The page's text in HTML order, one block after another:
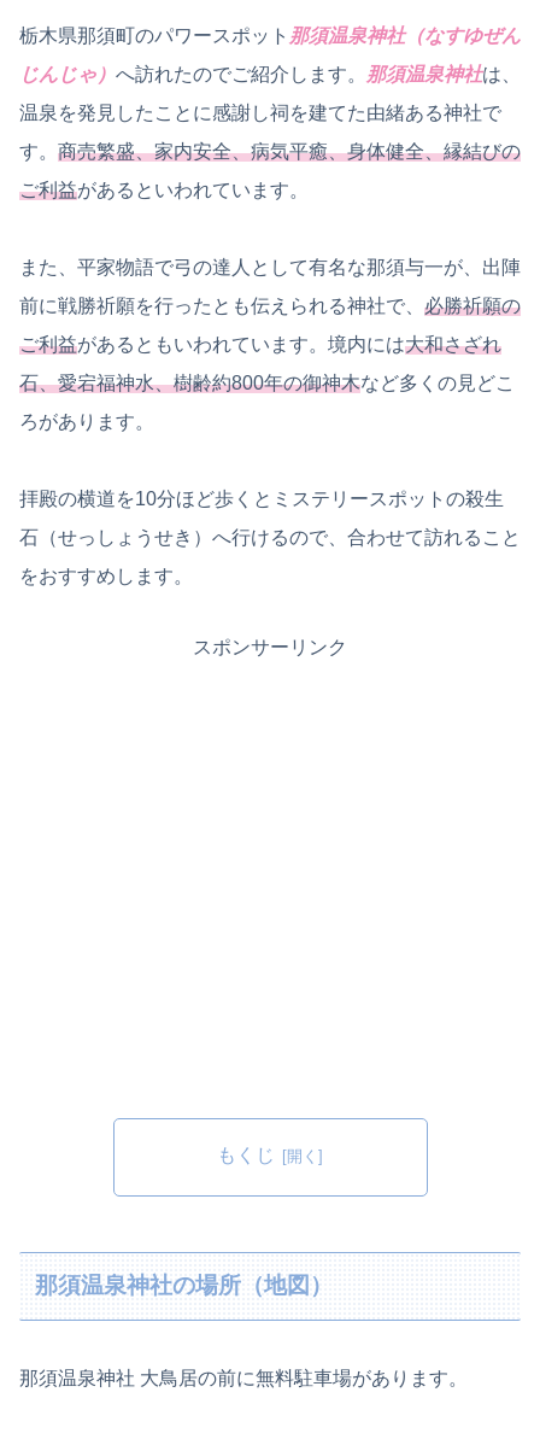
栃木県那須町のパワースポット 那須温泉神社（なすゆぜん
じんじゃ） へ訪れたのでご紹介します。 那須温泉神社は、
温泉を発見したことに感謝し祠を建てた由緒ある神社で
す。 商売繁盛、家内安全、病気平癒、身体健全、縁結びの
ご利益があるといわれています。
また、平家物語で弓の達人として有名な那須与一が、出陣
前に戦勝祈願を行ったとも伝えられる神社で、 必勝祈願の
ご利益があるともいわれています。境内には大和さざれ
石、愛宕福神水、樹齢約800年の御神木など多くの見どこ
ろがあります。
拝殿の横道を10分ほど歩くとミステリースポットの殺生
石（せっしょうせき）へ行けるので、合わせて訪れること
をおすすめします。
スポンサーリンク
もくじ
那須温泉神社の場所（地図）
那須温泉神社 大鳥居の前に無料駐車場があります。